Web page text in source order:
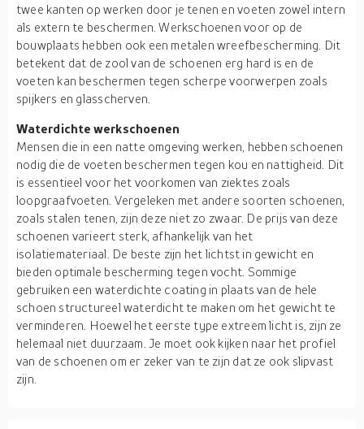
twee kanten op werken door je tenen en voeten zowel intern
als extern te beschermen. Werkschoenen voor op de
bouwplaats hebben ook een metalen wreefbescherming. Dit
betekent dat de zool van de schoenen erg hard is en de
voeten kan beschermen tegen scherpe voorwerpen zoals
spijkers en glasscherven.
Waterdichte werkschoenen
Mensen die in een natte omgeving werken, hebben schoenen
nodig die de voeten beschermen tegen kou en nattigheid. Dit
is essentieel voor het voorkomen van ziektes zoals
loopgraafvoeten. Vergeleken met andere soorten schoenen,
zoals stalen tenen, zijn deze niet zo zwaar. De prijs van deze
schoenen varieert sterk, afhankelijk van het
isolatiemateriaal. De beste zijn het lichtst in gewicht en
bieden optimale bescherming tegen vocht. Sommige
gebruiken een waterdichte coating in plaats van de hele
schoen structureel waterdicht te maken om het gewicht te
verminderen. Hoewel het eerste type extreem licht is, zijn ze
helemaal niet duurzaam. Je moet ook kijken naar het profiel
van de schoenen om er zeker van te zijn dat ze ook slipvast
zijn.